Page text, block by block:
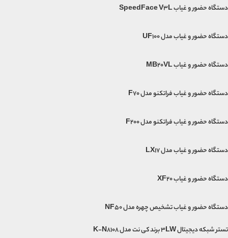
دستگاه حضور و غیاب SpeedFace V3L
دستگاه حضور و غیاب مدل UF100
دستگاه حضور و غیاب MB20VL
دستگاه حضور و غیاب فراتکنو مدل F70
دستگاه حضور و غیاب فراتکنو مدل F200
دستگاه حضور و غیاب مدل LX17
دستگاه حضور و غیاب XF20
دستگاه حضور و غیاب تشخیص چهره مدل NF50
تستر شبکه دیجیتال 3LW برند کی نت مدل K-N8108